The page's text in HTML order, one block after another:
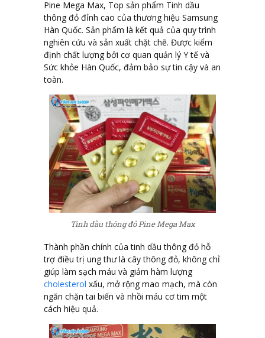
Pine Mega Max, Top sản phẩm Tinh dầu
thông đỏ đỉnh cao của thương hiệu Samsung
Hàn Quốc. Sản phẩm là kết quả của quy trình
nghiên cứu và sản xuất chặt chẽ. Được kiểm
định chất lượng bởi cơ quan quản lý Y tế và
Sức khỏe Hàn Quốc, đảm bảo sự tin cậy và an
toàn.
Tinh dầu thông đỏ Pine Mega Max
Thành phần chính của tinh dầu thông đỏ hỗ
trợ điều trị ung thư là cây thông đỏ, không chỉ
giúp làm sạch máu và giảm hàm lượng
cholesterol xấu, mở rộng mao mạch, mà còn
ngăn chặn tai biến và nhồi máu cơ tim một
cách hiệu quả.